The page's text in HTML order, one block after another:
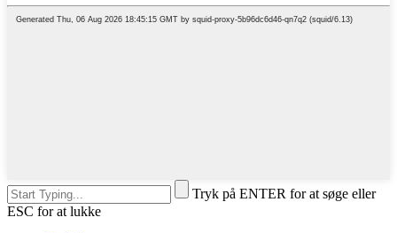
Tryk på ENTER for at søge eller
ESC for at lukke